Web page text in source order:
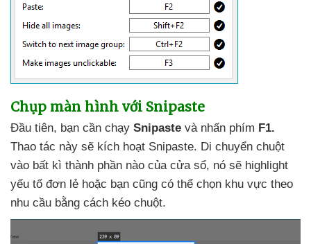
Chụp màn hình với Snipaste
Đầu tiên, bạn cần chạy Snipaste và nhấn phím F1.
Thao tác này sẽ kích hoạt Snipaste. Di chuyển chuột
vào bất kì thành phần nào của cửa sổ, nó sẽ highlight
yếu tố đơn lẻ hoặc bạn cũng có thể chọn khu vực theo
nhu cầu bằng cách kéo chuột.